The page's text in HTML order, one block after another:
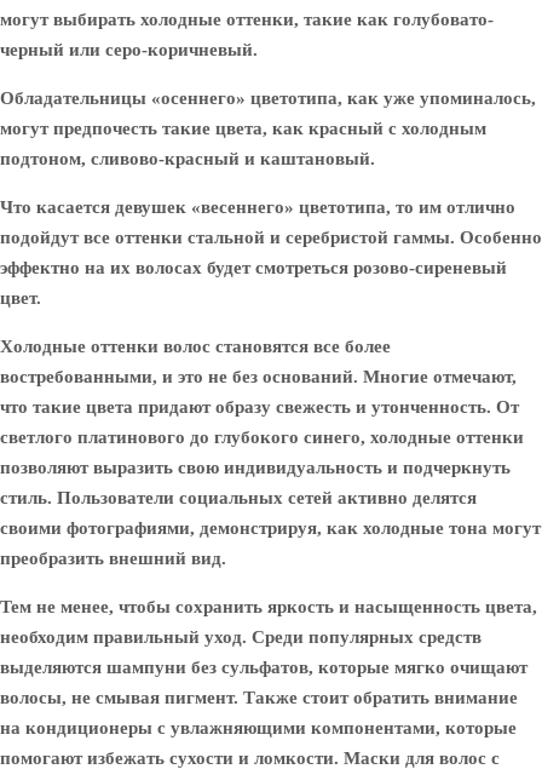
могут выбирать холодные оттенки, такие как голубовато-
черный или серо-коричневый.
Обладательницы «осеннего» цветотипа, как уже упоминалось,
могут предпочесть такие цвета, как красный с холодным
подтоном, сливово-красный и каштановый.
Что касается девушек «весеннего» цветотипа, то им отлично
подойдут все оттенки стальной и серебристой гаммы. Особенно
эффектно на их волосах будет смотреться розово-сиреневый
цвет.
Холодные оттенки волос становятся все более
востребованными, и это не без оснований. Многие отмечают,
что такие цвета придают образу свежесть и утонченность. От
светлого платинового до глубокого синего, холодные оттенки
позволяют выразить свою индивидуальность и подчеркнуть
стиль. Пользователи социальных сетей активно делятся
своими фотографиями, демонстрируя, как холодные тона могут
преобразить внешний вид.
Тем не менее, чтобы сохранить яркость и насыщенность цвета,
необходим правильный уход. Среди популярных средств
выделяются шампуни без сульфатов, которые мягко очищают
волосы, не смывая пигмент. Также стоит обратить внимание
на кондиционеры с увлажняющими компонентами, которые
помогают избежать сухости и ломкости. Маски для волос с